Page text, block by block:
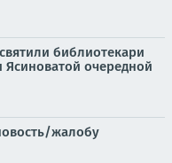
библиотекари
Ясиноватой очередной
жалобу